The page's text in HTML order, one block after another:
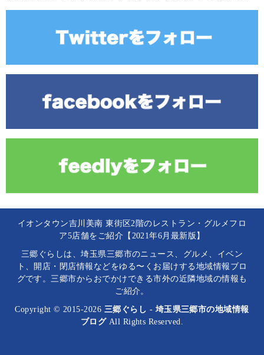
イオンタウン吉川美南 東街区2階のレストラン・グルメフロ
ア5店舗をご紹介【2021年6月最新版】
三郷ぐらしは、埼玉県三郷市のニュース、グルメ、イベン
ト、開店・閉店情報などをゆる〜くお届けする地域情報ブロ
グです。三郷市からおでかけできる市外の近隣地域の情報も
ご紹介。
Copyright © 2015-2026 三郷ぐらし - 埼玉県三郷市の地域情報
ブログAll Rights Reserved.